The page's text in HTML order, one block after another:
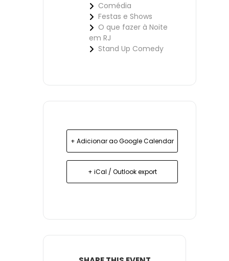
Comédia
Festas e Shows
O que fazer à Noite
em RJ
Stand Up Comedy
+ Adicionar ao Google Calendar
+ iCal / Outlook export